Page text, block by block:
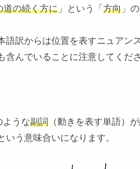
道の続く方に 」という「 方向 」
語訳からは位置を表すニュアン
含んでいることに注意してくださ
ような副詞 （動きを表す単語）
う意味合いになります。